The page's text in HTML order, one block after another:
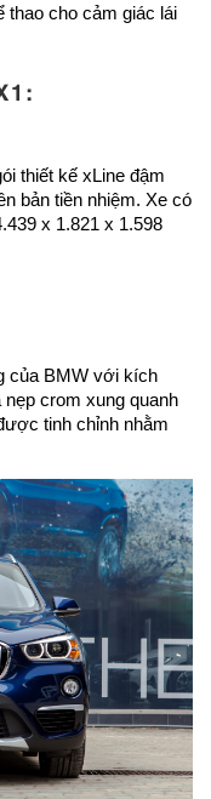
thao cho cảm giác lái
thiết kế xLine đậm
bản tiền nhiệm. Xe có
x 1.821 x 1.598
của BMW với kích
crom xung quanh
tinh chỉnh nhằm